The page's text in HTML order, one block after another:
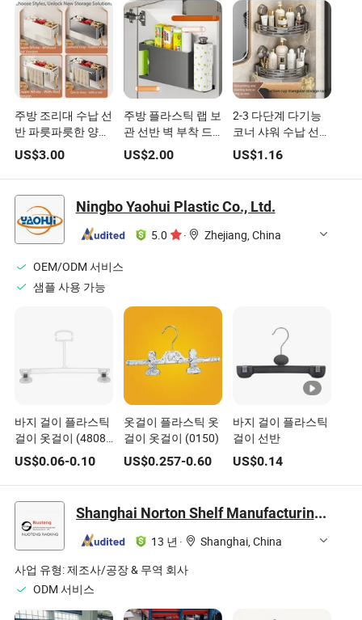
주방 조리대 수납 선
반 파릇파릇한 양파,
생강, 마늘 벽걸이
플라스틱 드릴 필요
없는 정리함 분리대
포함
US$3.00
주방 플라스틱 랩 보
관 선반 벽 부착 드
릴 필요 없는 티슈
선반 주방용품 거치
대
US$2.00
2-3 다단계 다기능
코너 샤워 수납 선반
벽 부착 욕실 액세서
리 선반
US$1.16
Ningbo Yaohui Plastic Co., Ltd.
5.0 · Zhejiang, China
OEM/ODM 서비스
샘플 사용 가능
바지 걸이 플라스틱
걸이 옷걸이 (4808-
30)
US$0.06-0.10
옷걸이 플라스틱 옷
걸이 옷걸이 (0150)
US$0.257-0.60
바지 걸이 플라스틱
걸이 선반
US$0.14
Shanghai Norton Shelf Manufacturing Co., Ltd.
13 년 ·
Shanghai, China
사업 유형:제조사/공장 & 무역 회사
ODM 서비스